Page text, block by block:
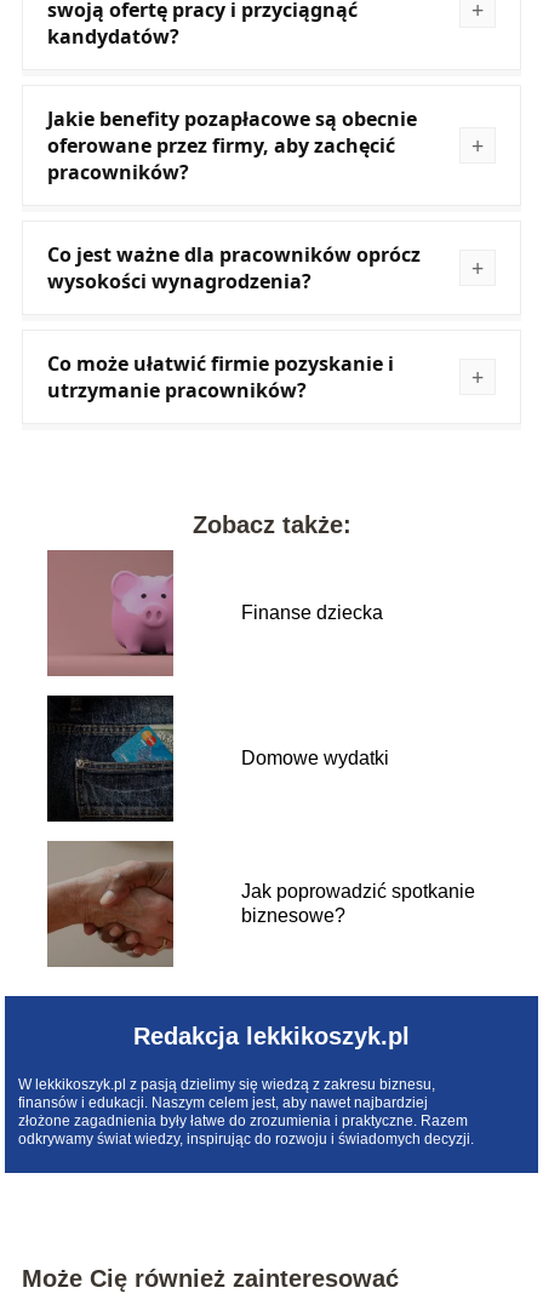
swoją ofertę pracy i przyciągnąć
kandydatów?
Jakie benefity pozapłacowe są obecnie
oferowane przez firmy, aby zachęcić
pracowników?
Co jest ważne dla pracowników oprócz
wysokości wynagrodzenia?
Co może ułatwić firmie pozyskanie i
utrzymanie pracowników?
Zobacz także:
Finanse dziecka
Domowe wydatki
Jak poprowadzić spotkanie
biznesowe?
Redakcja lekkikoszyk.pl
W lekkikoszyk.pl z pasją dzielimy się wiedzą z zakresu biznesu,
finansów i edukacji. Naszym celem jest, aby nawet najbardziej
złożone zagadnienia były łatwe do zrozumienia i praktyczne. Razem
odkrywamy świat wiedzy, inspirując do rozwoju i świadomych decyzji.
Może Cię również zainteresować